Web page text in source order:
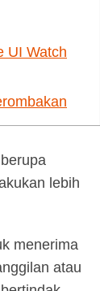
UI Watch
lebih
menerima
atau